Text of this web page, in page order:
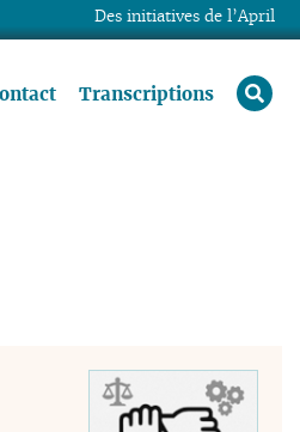
Transcriptions
Des initiatives de l’April